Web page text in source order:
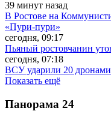
39 минут назад
В Ростове на
«Пури-пури»
сегодня, 09:17
Пьяный ростовчанин
сегодня, 07:18
ВСУ ударили 20 дронами
Показать ещё
Панорама 24